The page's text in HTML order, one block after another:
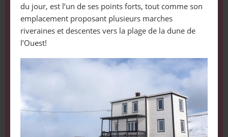
du jour, est l’un de ses points forts, tout comme son
emplacement proposant plusieurs marches
riveraines et descentes vers la plage de la dune de
l’Ouest!